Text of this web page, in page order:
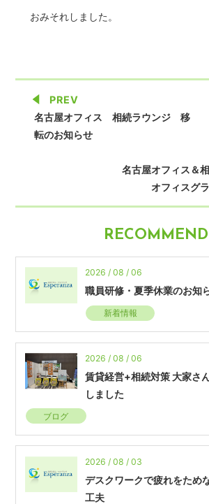
おみそれしました。
PREV
名古屋オフィス 相続ラウンジ 移
転のお知らせ
名古屋オフィス＆
オフィスグ
RECOMMEND
2026 / 08 / 06
職員研修・夏季休業のお知
新着情報
2026 / 08 / 06
賃貸経営+相続対策 大家さ
しました
ブログ
2026 / 08 / 03
デスクワークで疲れをため
工夫